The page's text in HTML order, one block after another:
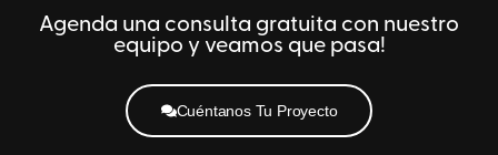
Agenda una consulta gratuita con nuestro
equipo y veamos que pasa!
Cuéntanos Tu Proyecto